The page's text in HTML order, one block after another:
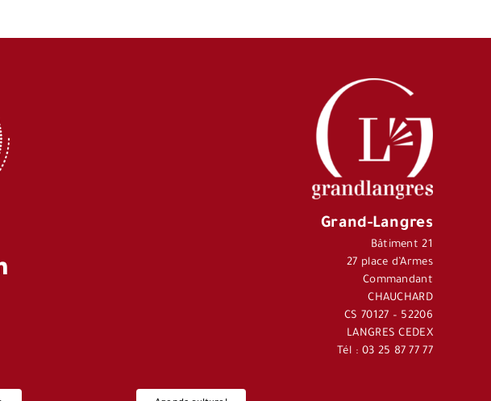
Grand-Langres
Bâtiment 21
27 place d’Armes
Commandant
CHAUCHARD
CS 70127 – 52206
LANGRES CEDEX
Tél : 03 25 87 77 77